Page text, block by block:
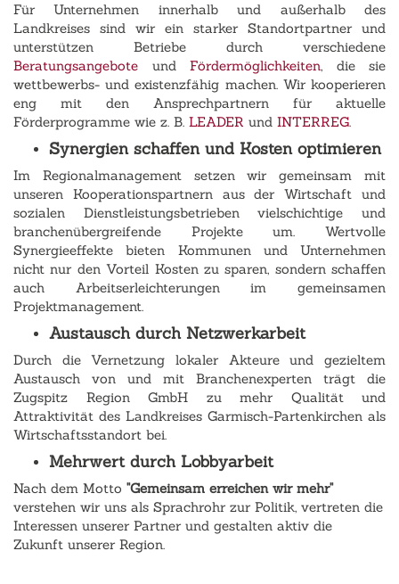
Für Unternehmen innerhalb und außerhalb des
Landkreises sind wir ein starker Standortpartner und
unterstützen Betriebe durch verschiedene
Beratungsangebote und Fördermöglichkeiten, die sie
wettbewerbs- und existenzfähig machen. Wir kooperieren
eng mit den Ansprechpartnern für aktuelle
Förderprogramme wie z. B. LEADER und INTERREG.
Synergien schaffen und Kosten optimieren
Im Regionalmanagement setzen wir gemeinsam mit
unseren Kooperationspartnern aus der Wirtschaft und
sozialen Dienstleistungsbetrieben vielschichtige und
branchenübergreifende Projekte um. Wertvolle
Synergieeffekte bieten Kommunen und Unternehmen
nicht nur den Vorteil Kosten zu sparen, sondern schaffen
auch Arbeitserleichterungen im gemeinsamen
Projektmanagement.
Austausch durch Netzwerkarbeit
Durch die Vernetzung lokaler Akteure und gezieltem
Austausch von und mit Branchenexperten trägt die
Zugspitz Region GmbH zu mehr Qualität und
Attraktivität des Landkreises Garmisch-Partenkirchen als
Wirtschaftsstandort bei.
Mehrwert durch Lobbyarbeit
Nach dem Motto "Gemeinsam erreichen wir mehr"
verstehen wir uns als Sprachrohr zur Politik, vertreten die
Interessen unserer Partner und gestalten aktiv die
Zukunft unserer Region.